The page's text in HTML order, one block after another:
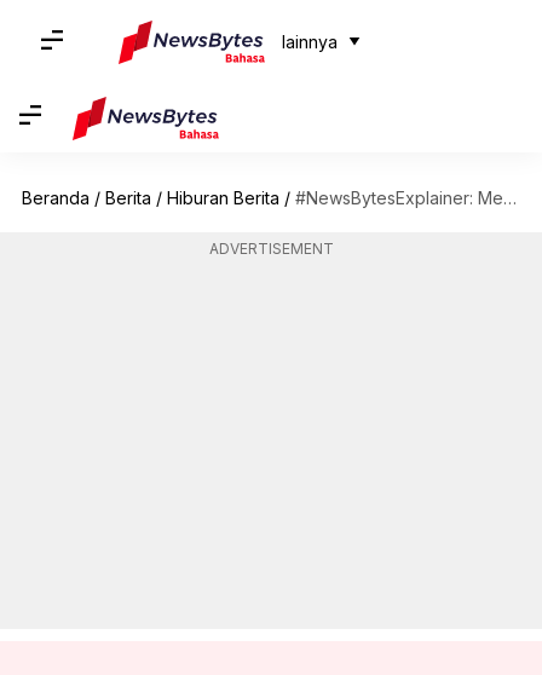
lainnya
Beranda / Berita / Hiburan Berita / #NewsBytesExplainer: Mengurai kontroversi Penggambaran Peta Dunia Barbie
ADVERTISEMENT